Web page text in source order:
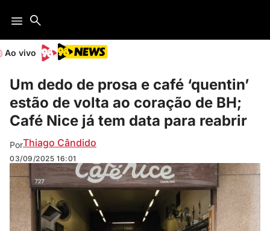
Ao vivo
Um dedo de prosa e café ‘quentin’
estão de volta ao coração de BH;
Café Nice já tem data para reabrir
PorThiago Cândido
03/09/2025 16:01